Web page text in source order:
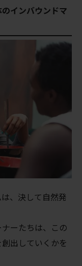
インバウンドマ
、決して自然発
ーたちは、この
出していくかを